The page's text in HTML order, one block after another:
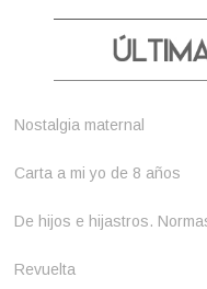
Nostalgia maternal
Carta a mi yo de 8 años
De hijos e hijastros.
Revuelta